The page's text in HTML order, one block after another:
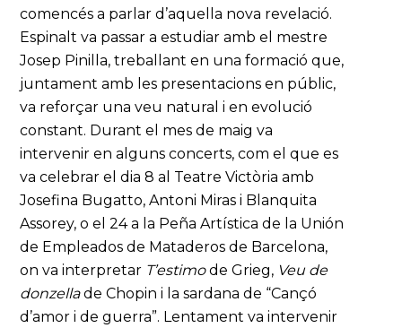
comencés a parlar d’aquella nova revelació.
Espinalt va passar a estudiar amb el mestre
Josep Pinilla, treballant en una formació que,
juntament amb les presentacions en públic,
va reforçar una veu natural i en evolució
constant. Durant el mes de maig va
intervenir en alguns concerts, com el que es
va celebrar el dia 8 al Teatre Victòria amb
Josefina Bugatto, Antoni Miras i Blanquita
Assorey, o el 24 a la Peña Artística de la Unión
de Empleados de Mataderos de Barcelona,
on va interpretar T’estimode Grieg, Veu de
donzellade Chopin i la sardana de “Cançó
d’amor i de guerra”. Lentament va intervenir